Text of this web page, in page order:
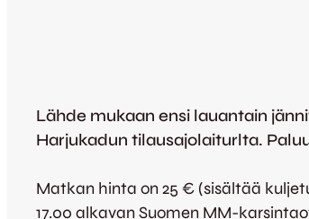
Lähde mukaan ensi lauantain
Harjukadun tilausajolaiturlta.
Matkan hinta on 25 € (sisältää
17.00 alkavan Suomen MM-